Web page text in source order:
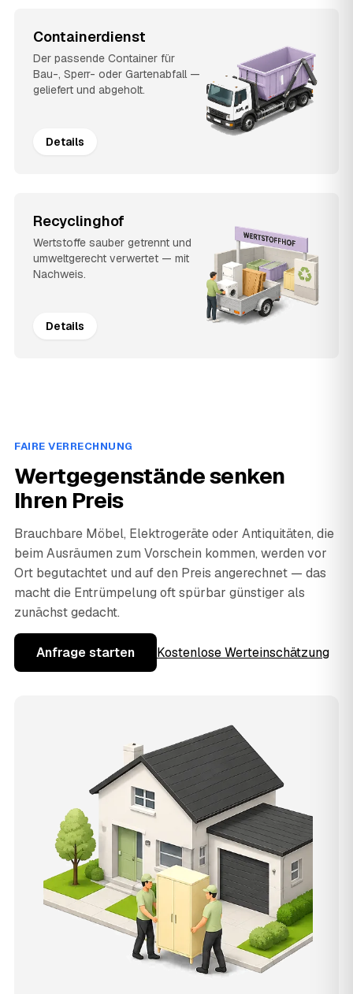
Containerdienst
Der passende Container für
Bau-, Sperr- oder Gartenabfall —
geliefert und abgeholt.
Details
Recyclinghof
Wertstoffe sauber getrennt und
umweltgerecht verwertet — mit
Nachweis.
Details
FAIRE VERRECHNUNG
Wertgegenstände senken
Ihren Preis
Brauchbare Möbel, Elektrogeräte oder Antiquitäten, die
beim Ausräumen zum Vorschein kommen, werden vor
Ort begutachtet und auf den Preis angerechnet — das
macht die Entrümpelung oft spürbar günstiger als
zunächst gedacht.
Anfrage starten Kostenlose Werteinschätzung